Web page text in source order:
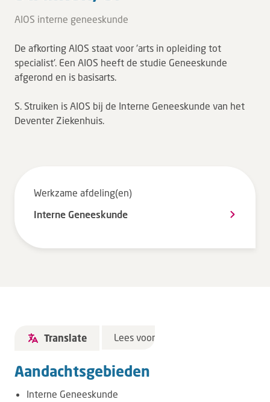
Tarieven en vergoeding
Uw gegevens
Wachttijden
Bezoek
Verwijzers
AIOS interne geneeskunde
De afkorting AIOS staat voor 'arts in opleiding tot
specialist'. Een AIOS heeft de studie Geneeskunde
afgerond en is basisarts.
S. Struiken is AIOS bij de Interne Geneeskunde van het
Deventer Ziekenhuis.
Werkzame afdeling(en)
Interne Geneeskunde
Translate Lees voor
Aandachtsgebieden
Interne Geneeskunde